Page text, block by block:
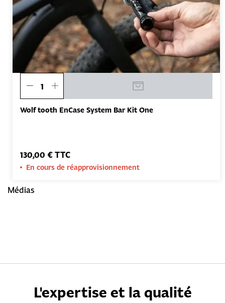
Wolf tooth EnCase System Bar Kit One
130,00 € TTC
En cours de réapprovisionnement
Médias
L'expertise et la qualité